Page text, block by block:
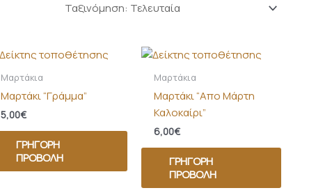
Μαρτάκια
Μαρτάκι “Γράμμα”
5,00€
ΓΡΉΓΟΡΗ
ΠΡΟΒΟΛΉ
Μαρτάκια
Μαρτάκι “Απο Μάρτη
Καλοκαίρι”
6,00€
ΓΡΉΓΟΡΗ
ΠΡΟΒΟΛΉ